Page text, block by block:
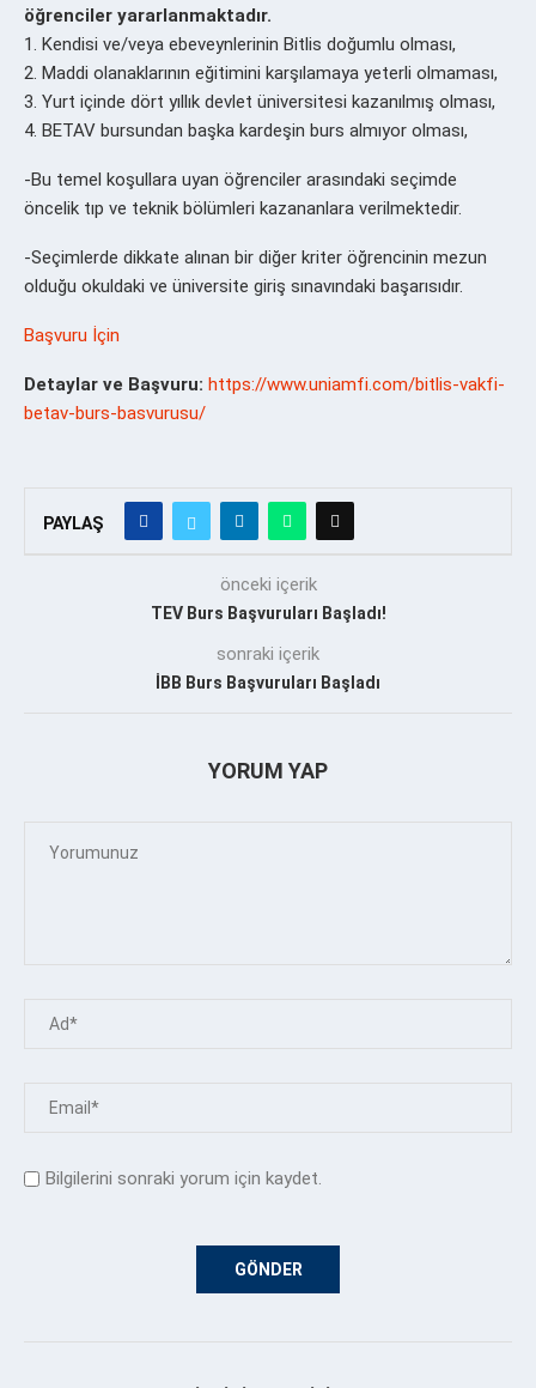
öğrenciler yararlanmaktadır.
1. Kendisi ve/veya ebeveynlerinin Bitlis doğumlu olması,
2. Maddi olanaklarının eğitimini karşılamaya yeterli olmaması,
3. Yurt içinde dört yıllık devlet üniversitesi kazanılmış olması,
4. BETAV bursundan başka kardeşin burs almıyor olması,
-Bu temel koşullara uyan öğrenciler arasındaki seçimde
öncelik tıp ve teknik bölümleri kazananlara verilmektedir.
-Seçimlerde dikkate alınan bir diğer kriter öğrencinin mezun
olduğu okuldaki ve üniversite giriş sınavındaki başarısıdır.
Başvuru İçin
Detaylar ve Başvuru: https://www.uniamfi.com/bitlis-vakfi-
betav-burs-basvurusu/
PAYLAŞ
önceki içerik
TEV Burs Başvuruları Başladı!
sonraki içerik
İBB Burs Başvuruları Başladı
YORUM YAP
Bilgilerini sonraki yorum için kaydet.